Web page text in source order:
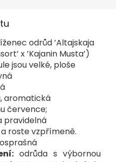
odrůd ’Altajskaja
x ’Kajanin Musta’)
jsou velké, ploše
aromatická
července;
pravidelná
roste vzpřímeně.
odrůda s výbornou